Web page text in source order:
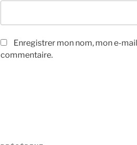
Enregistrer mon nom, mon e-
commentaire.